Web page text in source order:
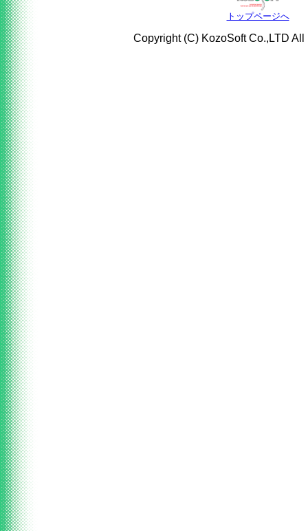
トップページへ
Copyright (C) KozoSoft Co.,LTD All